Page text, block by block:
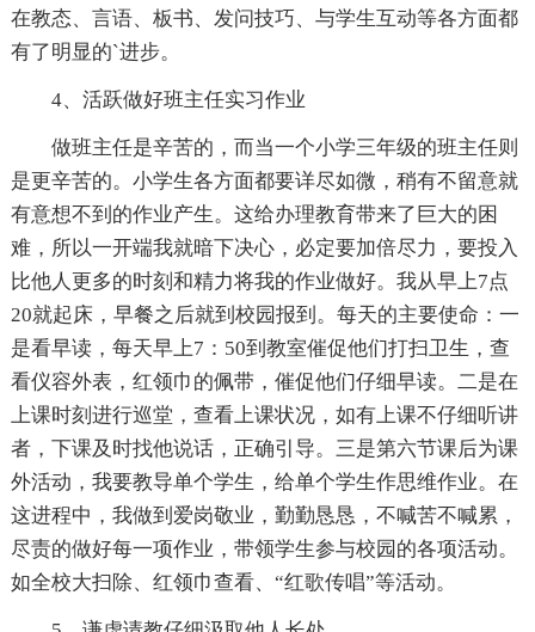
在教态、言语、板书、发问技巧、与学生互动等各方面都
有了明显的`进步。
4、活跃做好班主任实习作业
做班主任是辛苦的，而当一个小学三年级的班主任则
是更辛苦的。小学生各方面都要详尽如微，稍有不留意就
有意想不到的作业产生。这给办理教育带来了巨大的困
难，所以一开端我就暗下决心，必定要加倍尽力，要投入
比他人更多的时刻和精力将我的作业做好。我从早上7点
20就起床，早餐之后就到校园报到。每天的主要使命：一
是看早读，每天早上7：50到教室催促他们打扫卫生，查
看仪容外表，红领巾的佩带，催促他们仔细早读。二是在
上课时刻进行巡堂，查看上课状况，如有上课不仔细听讲
者，下课及时找他说话，正确引导。三是第六节课后为课
外活动，我要教导单个学生，给单个学生作思维作业。在
这进程中，我做到爱岗敬业，勤勤恳恳，不喊苦不喊累，
尽责的做好每一项作业，带领学生参与校园的各项活动。
如全校大扫除、红领巾查看、“红歌传唱”等活动。